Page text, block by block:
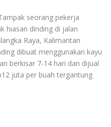
seorang pekerja
hiasan dinding di jalan
Raya, Kalimantan
dibuat menggunakan kayu
berkisar 7-14 hari dan dijual
juta per buah tergantung